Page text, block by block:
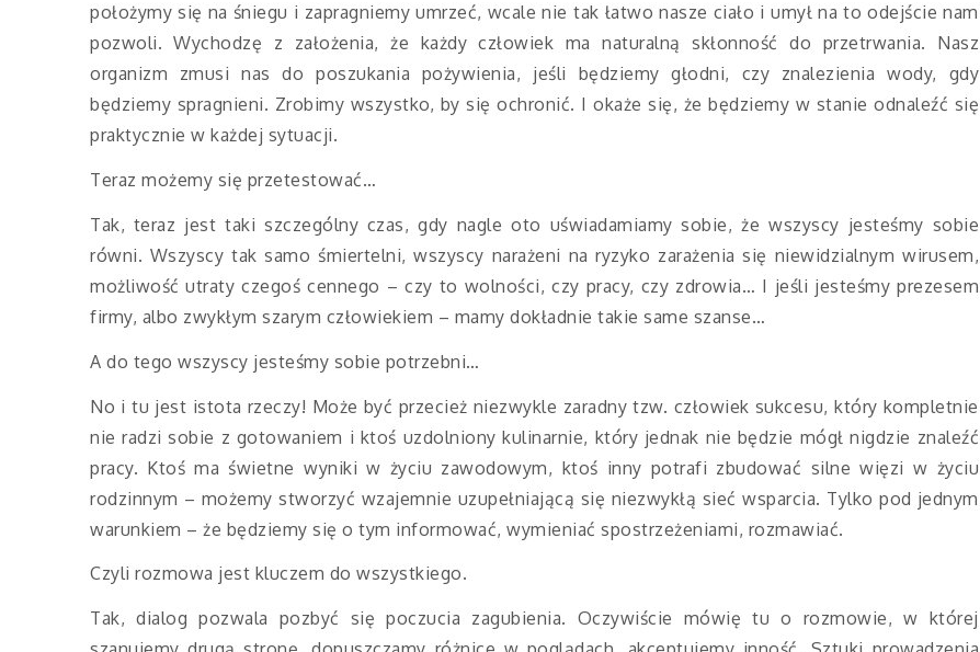
położymy się na śniegu i zapragniemy umrzeć, wcale nie tak łatwo nasze ciało i umył na to odejście nam
pozwoli. Wychodzę z założenia, że każdy człowiek ma naturalną skłonność do przetrwania. Nasz
organizm zmusi nas do poszukania pożywienia, jeśli będziemy głodni, czy znalezienia wody, gdy
będziemy spragnieni. Zrobimy wszystko, by się ochronić. I okaże się, że będziemy w stanie odnaleźć się
praktycznie w każdej sytuacji.
Teraz możemy się przetestować…
Tak, teraz jest taki szczególny czas, gdy nagle oto uświadamiamy sobie, że wszyscy jesteśmy sobie
równi. Wszyscy tak samo śmiertelni, wszyscy narażeni na ryzyko zarażenia się niewidzialnym wirusem,
możliwość utraty czegoś cennego – czy to wolności, czy pracy, czy zdrowia… I jeśli jesteśmy prezesem
firmy, albo zwykłym szarym człowiekiem – mamy dokładnie takie same szanse…
A do tego wszyscy jesteśmy sobie potrzebni…
No i tu jest istota rzeczy! Może być przecież niezwykle zaradny tzw. człowiek sukcesu, który kompletnie
nie radzi sobie z gotowaniem i ktoś uzdolniony kulinarnie, który jednak nie będzie mógł nigdzie znaleźć
pracy. Ktoś ma świetne wyniki w życiu zawodowym, ktoś inny potrafi zbudować silne więzi w życiu
rodzinnym – możemy stworzyć wzajemnie uzupełniającą się niezwykłą sieć wsparcia. Tylko pod jednym
warunkiem – że będziemy się o tym informować, wymieniać spostrzeżeniami, rozmawiać.
Czyli rozmowa jest kluczem do wszystkiego.
Tak, dialog pozwala pozbyć się poczucia zagubienia. Oczywiście mówię tu o rozmowie, w której